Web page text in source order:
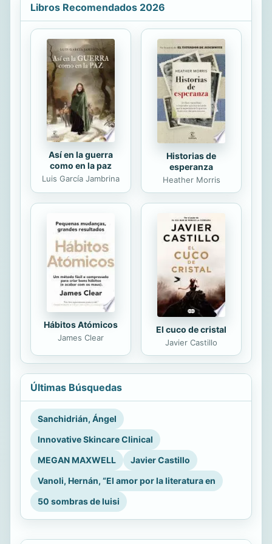
reconocer el valor de las pequeñas
Libros Recomendados 2026
Así en la guerra
como en la paz
Luis García Jambrina
Historias de
esperanza
Heather Morris
Hábitos Atómicos
James Clear
El cuco de cristal
Javier Castillo
Últimas Búsquedas
Sanchidrián, Ángel
Innovative Skincare Clinical
MEGAN MAXWELL
Javier Castillo
Vanoli, Hernán, “El amor por la literatura en
50 sombras de luisi